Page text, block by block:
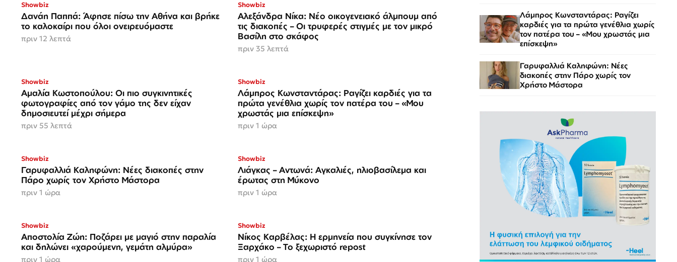
Showbiz
Δανάη Παππά: Άφησε πίσω την Αθήνα και βρήκε
το καλοκαίρι που όλοι ονειρευόμαστε
πριν 12 λεπτά
Showbiz
Αλεξάνδρα Νίκα: Νέο οικογενειακό άλμπουμ από
τις διακοπές – Οι τρυφερές στιγμές με τον μικρό
Βασίλη στο σκάφος
πριν 35 λεπτά
Showbiz
Αμαλία Κωστοπούλου: Οι πιο συγκινητικές
φωτογραφίες από τον γάμο της δεν είχαν
δημοσιευτεί μέχρι σήμερα
πριν 55 λεπτά
Showbiz
Λάμπρος Κωνσταντάρας: Ραγίζει καρδιές για τα
πρώτα γενέθλια χωρίς τον πατέρα του – «Μου
χρωστάς μια επίσκεψη»
πριν 1 ώρα
Showbiz
Γαρυφαλλιά Καληφώνη: Νέες διακοπές στην
Πάρο χωρίς τον Χρήστο Μάστορα
πριν 1 ώρα
Showbiz
Λιάγκας – Αντωνά: Αγκαλιές, ηλιοβασίλεμα και
έρωτας στη Μύκονο
πριν 1 ώρα
Showbiz
Αποστολία Ζώη: Ποζάρει με μαγιό στην παραλία
και δηλώνει «χαρούμενη, γεμάτη αλμύρα»
πριν 1 ώρα
Showbiz
Νίκος Καρβέλας: Η ερμηνεία που συγκίνησε τον
Ξαρχάκο – Το ξεχωριστό repost
πριν 1 ώρα
Λάμπρος Κωνσταντάρας: Ραγίζει
καρδιές για τα πρώτα γενέθλια χωρίς
τον πατέρα του – «Μου χρωστάς μια
επίσκεψη»
Γαρυφαλλιά Καληφώνη: Νέες
διακοπές στην Πάρο χωρίς τον
Χρήστο Μάστορα